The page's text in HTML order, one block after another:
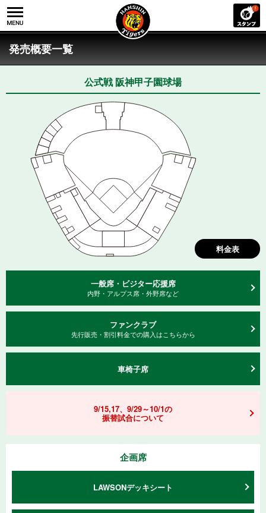
発売概要一覧
公式戦 阪神甲⼦園球場
料金表
一般席・ビジター応援席
内野・アルプス席・外野席など
ファンクラブ
先⾏販売・割引料⾦での購⼊はこちらから
車椅子席
9/15,17、9/29～10/1の
振替試合について
企画席
LAWSONデッキシート